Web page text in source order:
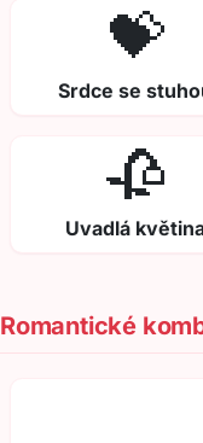
💝
Srdce se
🥀
Uvadlá
Romantické